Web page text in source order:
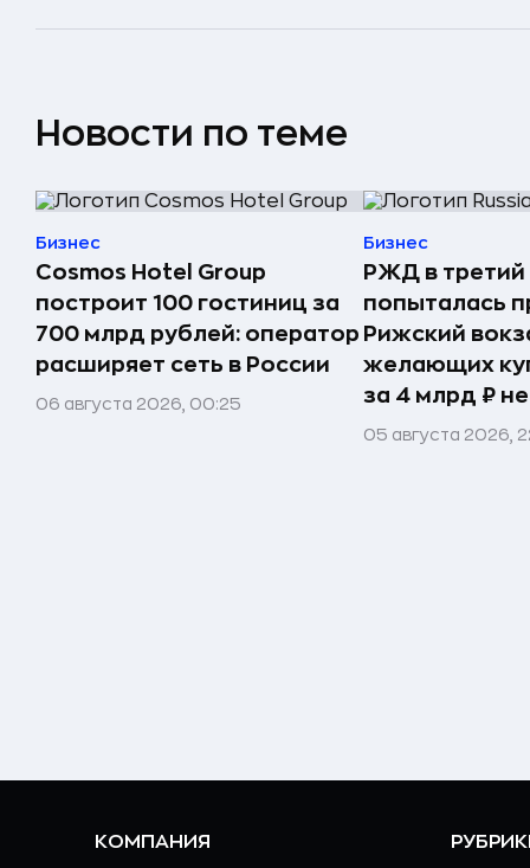
Новости по теме
Бизнес
Cosmos Hotel Group
построит 100 гостиниц за
700 млрд рублей: оператор
расширяет сеть в России
06 августа 2026, 00:25
Бизнес
РЖД в третий
попыталась
Рижский
желающих
за 4 млрд ₽
05 августа 2026,
КОМПАНИЯ